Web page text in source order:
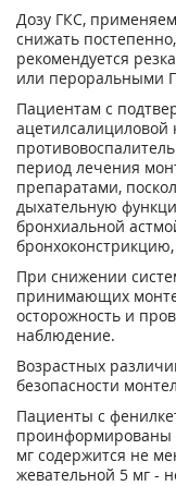
Дозу ГКС,
снижать
рекомендуется
или пероральными
Пациентам с
ацетилсалициловой
период лечения
препаратами,
дыхательную
бронхиальной
При снижении
принимающих
осторожность и
наблюдение.
Возрастных
безопасности
Пациенты с
проинформированы
мг содержится не
жевательной 5 мг -